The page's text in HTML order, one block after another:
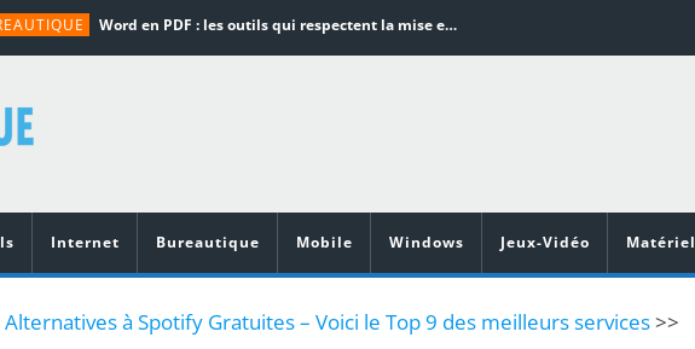
Word en PDF : les outils qui respectent la mise en page
Vidéoprojecteurs Asus : Top 6 des meilleurs modèles de la marque
Internet Bureautique Mobile Windows Jeux-Vidéo Matériel
Alternatives à Spotify Gratuites – Voici le Top 9 des meilleurs services>>